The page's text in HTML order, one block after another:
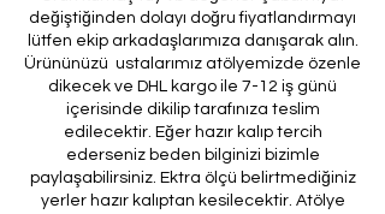
değiştiğinden dolayı doğru fiyatlandırmayı
lütfen ekip arkadaşlarımıza danışarak alın.
Ürününüzü ustalarımız atölyemizde özenle
dikecek ve DHL kargo ile 7-12 iş günü
içerisinde dikilip tarafınıza teslim
edilecektir. Eğer hazır kalıp tercih
ederseniz beden bilginizi bizimle
paylaşabilirsiniz. Ektra ölçü belirtmediğiniz
yerler hazır kalıptan kesilecektir. Atölye